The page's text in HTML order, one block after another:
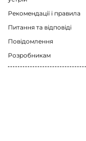
Рекомендації i правила
Питання та відповіді
Повідомлення
Розробникам